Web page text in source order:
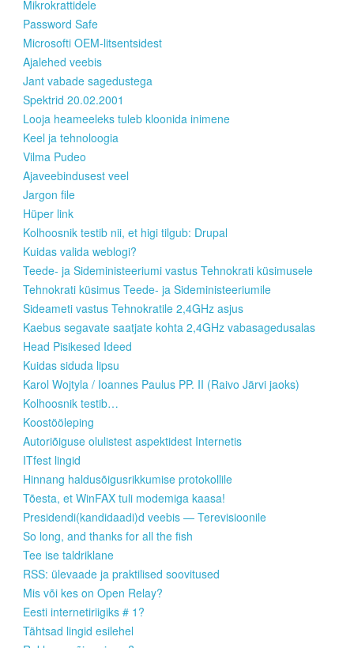
Mikrokrattidele
Password Safe
Microsofti OEM-litsentsidest
Ajalehed veebis
Jant vabade sagedustega
Spektrid 20.02.2001
Looja heameeleks tuleb kloonida inimene
Keel ja tehnoloogia
Vilma Pudeo
Ajaveebindusest veel
Jargon file
Hüper link
Kolhoosnik testib nii, et higi tilgub: Drupal
Kuidas valida weblogi?
Teede- ja Sideministeeriumi vastus Tehnokrati küsimusele
Tehnokrati küsimus Teede- ja Sideministeeriumile
Sideameti vastus Tehnokratile 2,4GHz asjus
Kaebus segavate saatjate kohta 2,4GHz vabasagedusalas
Head Pisikesed Ideed
Kuidas siduda lipsu
Karol Wojtyla / Ioannes Paulus PP. II (Raivo Järvi jaoks)
Kolhoosnik testib…
Koostööleping
Autoriõiguse olulistest aspektidest Internetis
ITfest lingid
Hinnang haldusõigusrikkumise protokollile
Tõesta, et WinFAX tuli modemiga kaasa!
Presidendi(kandidaadi)d veebis — Terevisioonile
So long, and thanks for all the fish
Tee ise taldriklane
RSS: ülevaade ja praktilised soovitused
Mis või kes on Open Relay?
Eesti internetiriigiks # 1?
Tähtsad lingid esilehel